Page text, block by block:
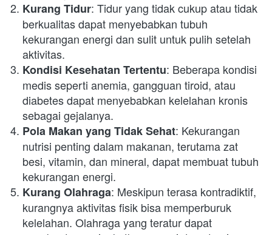
Kurang Tidur: Tidur yang tidak cukup atau tidak
berkualitas dapat menyebabkan tubuh
kekurangan energi dan sulit untuk pulih setelah
aktivitas.
Kondisi Kesehatan Tertentu: Beberapa kondisi
medis seperti anemia, gangguan tiroid, atau
diabetes dapat menyebabkan kelelahan kronis
sebagai gejalanya.
Pola Makan yang Tidak Sehat: Kekurangan
nutrisi penting dalam makanan, terutama zat
besi, vitamin, dan mineral, dapat membuat tubuh
kekurangan energi.
Kurang Olahraga: Meskipun terasa kontradiktif,
kurangnya aktivitas fisik bisa memperburuk
kelelahan. Olahraga yang teratur dapat